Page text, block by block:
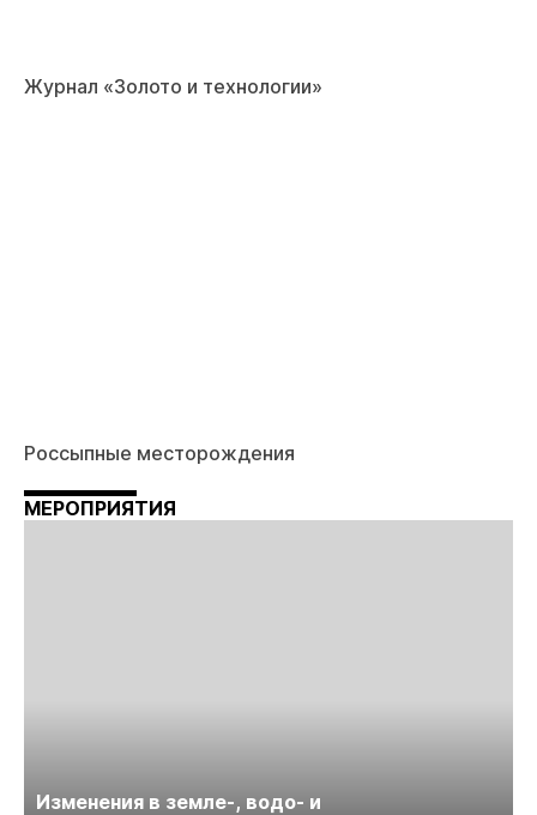
Журнал «Золото и технологии»
Россыпные месторождения
МЕРОПРИЯТИЯ
Изменения в земле-, водо- и